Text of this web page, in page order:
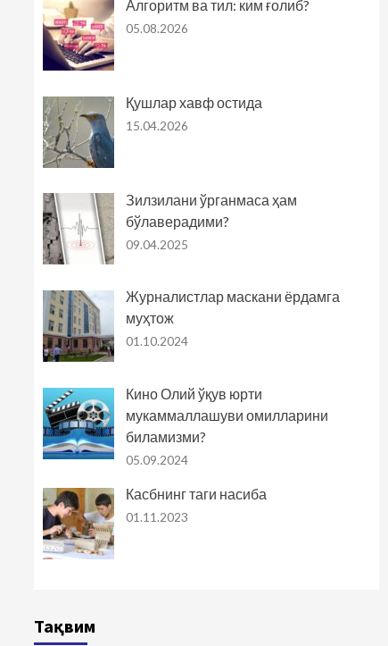
Алгоритм ва тил: ким ғолиб?
05.08.2026
Қушлар хавф остида
15.04.2026
Зилзилани ўрганмаса ҳам
бўлаверадими?
09.04.2025
Журналистлар маскани ёрдамга
муҳтож
01.10.2024
Кино Олий ўқув юрти
мукаммаллашуви омилларини
биламизми?
05.09.2024
Касбнинг таги насиба
01.11.2023
Тақвим